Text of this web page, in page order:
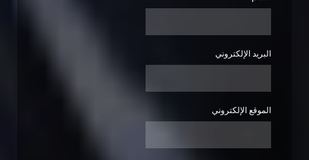
البريد الإلكتروني
الموقع الإلكتروني